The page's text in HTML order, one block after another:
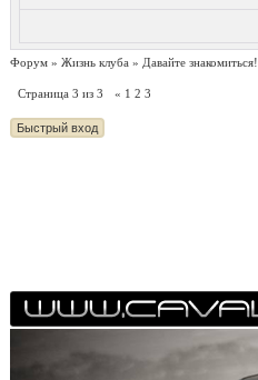
Форум » Жизнь клуба » Давайте знакомиться!
Страница 3 из 3 « 1 2 3